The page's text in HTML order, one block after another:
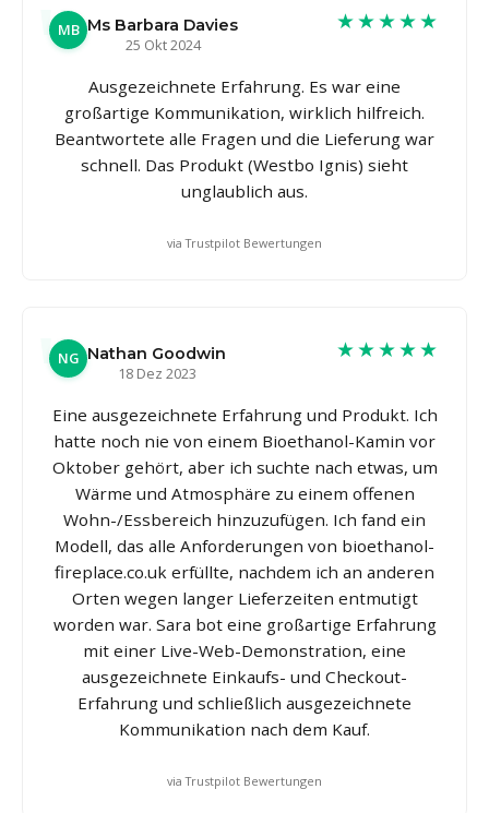
MB Ms Barbara Davies
25 Okt 2024
★★★★★
Ausgezeichnete Erfahrung. Es war eine
großartige Kommunikation, wirklich hilfreich.
Beantwortete alle Fragen und die Lieferung war
schnell. Das Produkt (Westbo Ignis) sieht
unglaublich aus.
via Trustpilot Bewertungen
NG Nathan Goodwin
18 Dez 2023
★★★★★
Eine ausgezeichnete Erfahrung und Produkt. Ich
hatte noch nie von einem Bioethanol-Kamin vor
Oktober gehört, aber ich suchte nach etwas, um
Wärme und Atmosphäre zu einem offenen
Wohn-/Essbereich hinzuzufügen. Ich fand ein
Modell, das alle Anforderungen von bioethanol-
fireplace.co.uk erfüllte, nachdem ich an anderen
Orten wegen langer Lieferzeiten entmutigt
worden war. Sara bot eine großartige Erfahrung
mit einer Live-Web-Demonstration, eine
ausgezeichnete Einkaufs- und Checkout-
Erfahrung und schließlich ausgezeichnete
Kommunikation nach dem Kauf.
via Trustpilot Bewertungen